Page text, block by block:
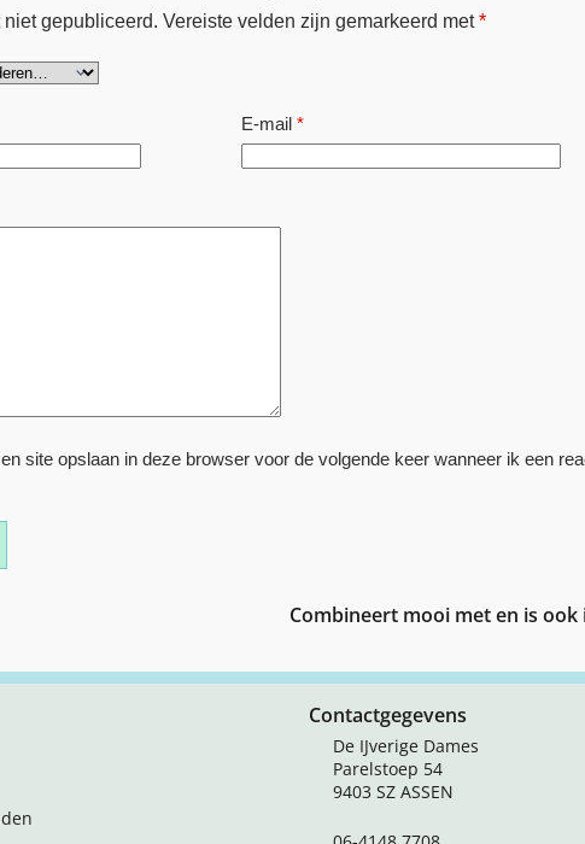
gepubliceerd. Vereiste velden zijn gemarkeerd met*
E-mail*
site opslaan in deze browser voor de volgende keer wanneer ik een
Combineert mooi met en is
Contactgegevens
De IJverige Dames
Parelstoep 54
9403 SZ ASSEN